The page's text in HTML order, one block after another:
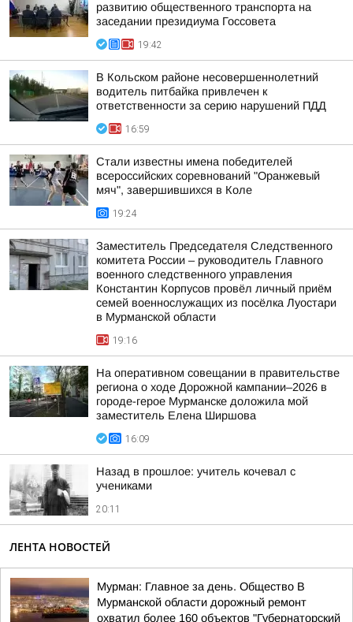
развитию общественного транспорта на
заседании президиума Госсовета
19:42
В Кольском районе несовершеннолетний
водитель питбайка привлечен к
ответственности за серию нарушений ПДД
16:59
Стали известны имена победителей
всероссийских соревнований "Оранжевый
мяч", завершившихся в Коле
19:24
Заместитель Председателя Следственного
комитета России – руководитель Главного
военного следственного управления
Константин Корпусов провёл личный приём
семей военнослужащих из посёлка Луостари
в Мурманской области
19:16
На оперативном совещании в правительстве
региона о ходе Дорожной кампании–2026 в
городе-герое Мурманске доложила мой
заместитель Елена Ширшова
16:09
Назад в прошлое: учитель кочевал с
учениками
20:11
ЛЕНТА НОВОСТЕЙ
Мурман: Главное за день. Общество В
Мурманской области дорожный ремонт
охватил более 160 объектов "Губернаторский